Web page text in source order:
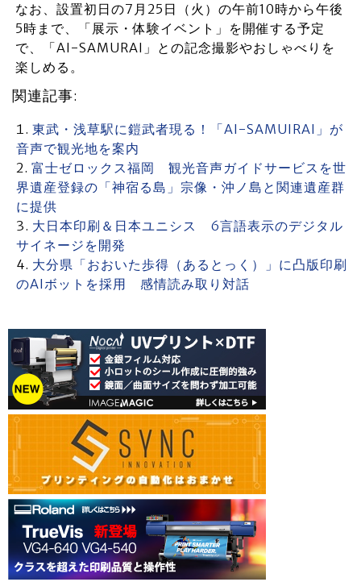
なお、設置初日の7月25日（火）の午前10時から午後
5時まで、「展示・体験イベント」を開催する予定
で、「AI-SAMURAI」との記念撮影やおしゃべりを
楽しめる。
関連記事:
東武・浅草駅に鎧武者現る！「AI-SAMUIRAI」が
音声で観光地を案内
富士ゼロックス福岡 観光音声ガイドサービスを世
界遺産登録の「神宿る島」宗像・沖ノ島と関連遺産群
に提供
大日本印刷＆日本ユニシス 6言語表示のデジタル
サイネージを開発
大分県「おおいた歩得（あるとっく）」に凸版印刷
のAIボットを採用 感情読み取り対話